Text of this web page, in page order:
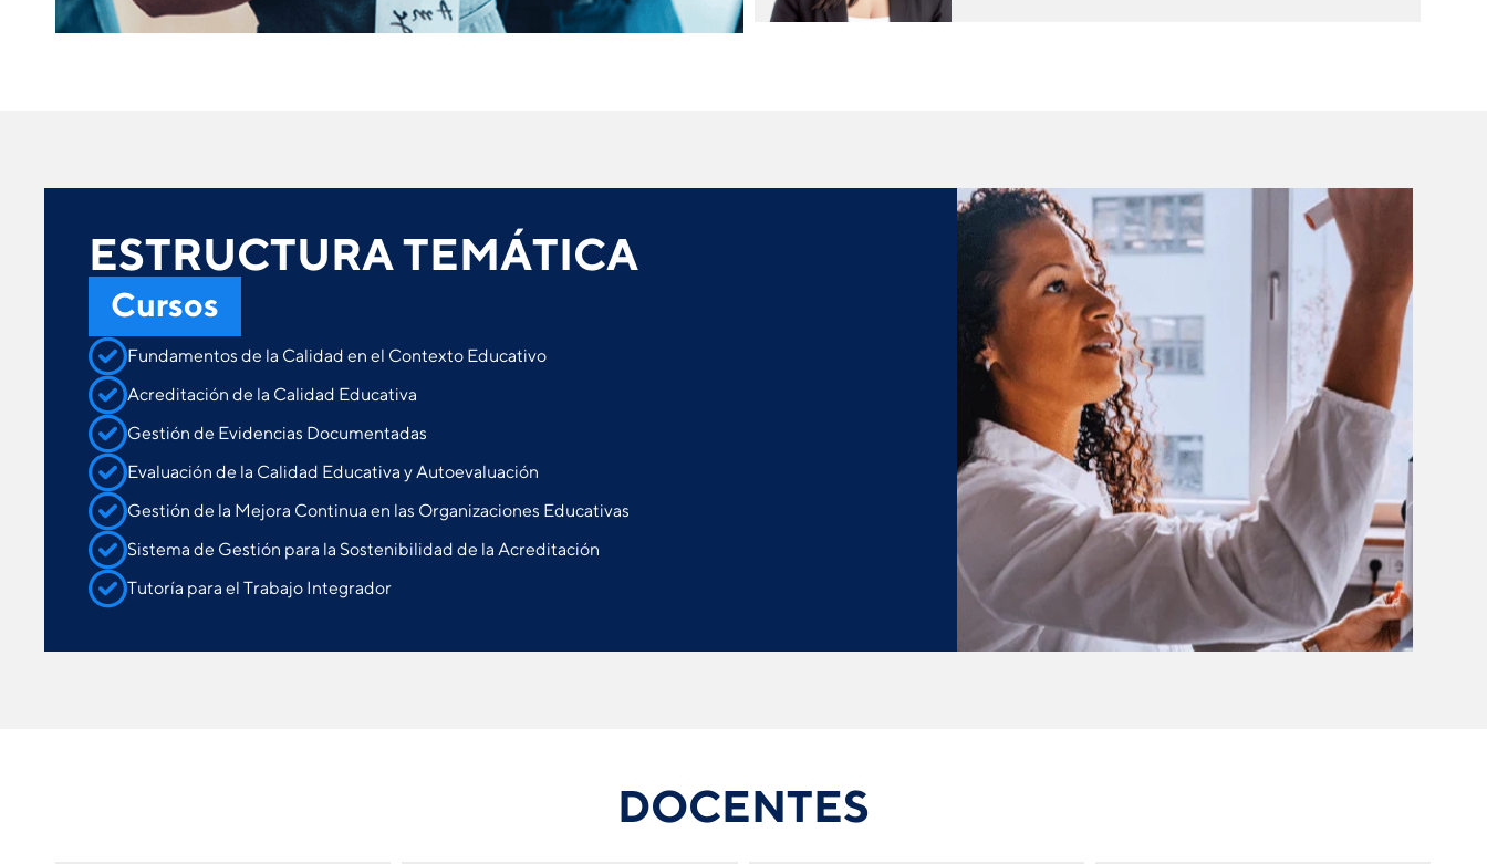
ESTRUCTURA TEMÁTICA
Cursos
Fundamentos de la Calidad en el Contexto Educativo
Acreditación de la Calidad Educativa
Gestión de Evidencias Documentadas
Evaluación de la Calidad Educativa y Autoevaluación
Gestión de la Mejora Continua en las Organizaciones Educativas
Sistema de Gestión para la Sostenibilidad de la Acreditación
Tutoría para el Trabajo Integrador
DOCENTES